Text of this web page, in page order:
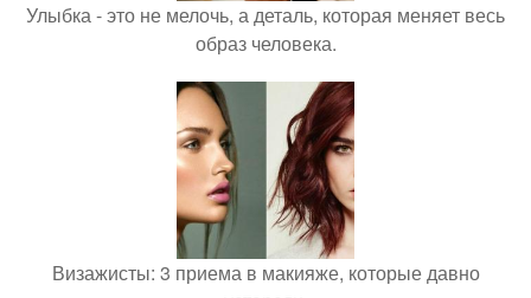
Улыбка - это не мелочь, а деталь, которая меняет весь
образ человека.
Визажисты: 3 приема в макияже, которые давно